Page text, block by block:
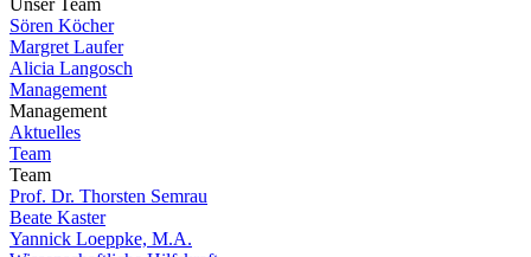
Unser Team
Sören Köcher
Margret Laufer
Alicia Langosch
Management
Management
Aktuelles
Team
Team
Prof. Dr. Thorsten Semrau
Beate Kaster
Yannick Loeppke, M.A.